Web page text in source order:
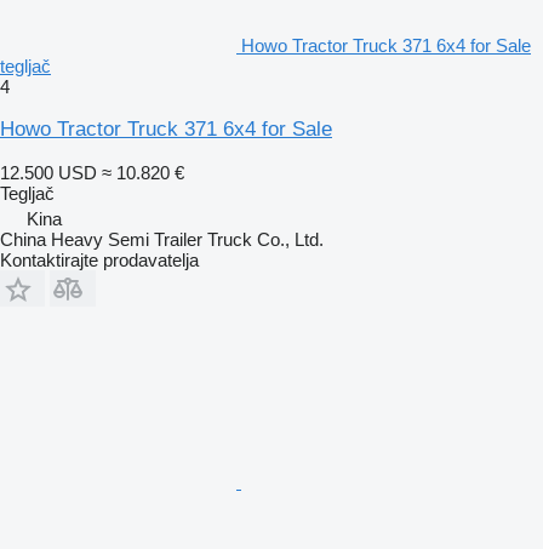
Howo Tractor Truck 371 6x4 for Sale
tegljač
4
Howo Tractor Truck 371 6x4 for Sale
12.500 USD ≈ 10.820 €
Tegljač
Kina
China Heavy Semi Trailer Truck Co., Ltd.
Kontaktirajte prodavatelja